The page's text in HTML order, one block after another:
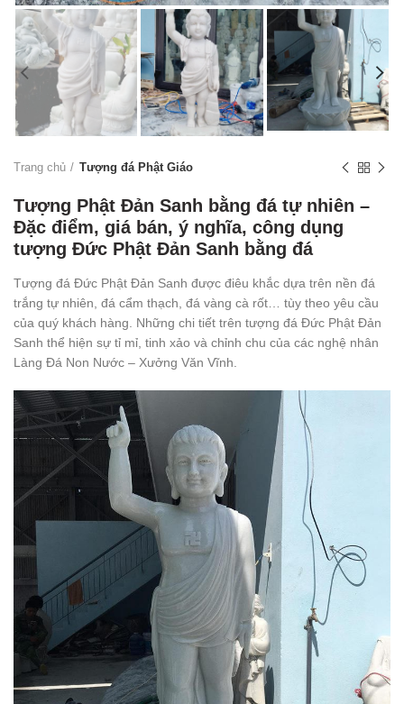
Trang chủ Tượng đá Phật Giáo
Tượng Phật Đản Sanh bằng đá tự nhiên –
Đặc điểm, giá bán, ý nghĩa, công dụng
tượng Đức Phật Đản Sanh bằng đá
Tượng đá Đức Phật Đản Sanh được điêu khắc dựa trên nền đá
trắng tự nhiên, đá cẩm thạch, đá vàng cà rốt… tùy theo yêu cầu
của quý khách hàng. Những chi tiết trên tượng đá Đức Phật Đản
Sanh thể hiện sự tỉ mỉ, tinh xảo và chỉnh chu của các nghệ nhân
Làng Đá Non Nước – Xưởng Văn Vĩnh.